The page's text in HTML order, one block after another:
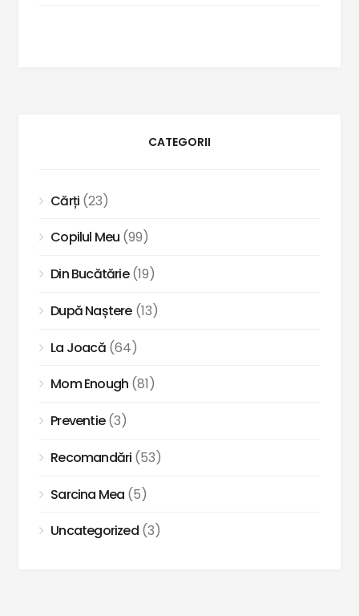
CATEGORII
Cărți (23)
Copilul Meu (99)
Din Bucătărie(19)
După Naștere(13)
La Joacă(64)
Mom Enough (81)
Preventie(3)
Recomandări (53)
Sarcina Mea (5)
Uncategorized(3)